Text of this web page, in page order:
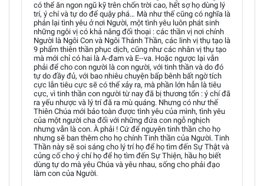
có thể ăn ngon ngũ kỹ trên chốn trời cao, hết sợ họ dùng lý
trí, ý chí và tự do để quậy phá… Mà như thế cũng có nghĩa là
phản lại tình yêu ở nơi Người, một tình yêu luôn phát sinh
những ngôi vị có khả năng đối thoại : các thần vị nơi chính
Người là Ngôi Con và Ngôi Thánh Thần, các linh vị thụ tạo là
9 phẩm thiên thần phục dịch, cũng như các nhân vị thụ tạo
mà mới chỉ có hai là A-đam và E--va. Hoặc ngược lại vẫn
phải để cho con người là con người, với tinh thần và do đó
tự do đầy đủ, với bao nhiêu chuyện bấp bênh bất ngờ tích
cực lẫn tiêu cực sẽ có thể xảy ra, mà phần lớn hẳn là tiêu
cực, vì tinh thần con người từ nay đã bị thương tổn : ý chí đã
ra yếu nhược và lý trí đã ra mù quáng. Nhưng có như thế
Thiên Chúa mới bảo toàn được tình yêu của mình, tình yêu
của một người cha đối với những đứa con ngỗ nghịch
nhưng vẫn là con. À phải ! Cứ để nguyên tinh thần cho họ
nhưng sẽ ban thêm cho họ chính Tinh thần của Người. Tinh
Thần này sẽ soi sáng cho lý trí họ để họ tìm đến Sự Thật và
củng cố cho ý chí họ để họ tìm đến Sự Thiện, hầu họ biết
dùng tự do mà yêu Chúa và yêu nhau, sống cho phải đạo
làm con của Người.